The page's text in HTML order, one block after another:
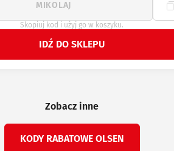
Skopiuj kod i użyj go w koszyku.
IDŹ DO SKLEPU
Zobacz inne
KODY RABATOWE OLSEN